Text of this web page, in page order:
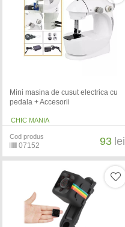
Mini masina de cusut electrica cu
pedala + Accesorii
CHIC MANIA
Cod produs
07152 93 lei